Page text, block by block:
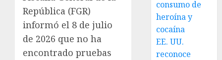
República (FGR)
informó el 8 de julio
de 2026 que no ha
encontrado pruebas
consumo de
heroína y
cocaína
EE. UU.
reconoce